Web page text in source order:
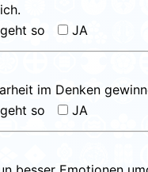
geht so JA
im Denken
geht so JA